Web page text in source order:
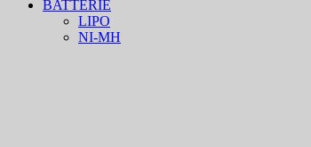
BATTERIE
LIPO
NI-MH